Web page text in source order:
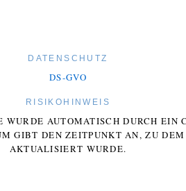
DATENSCHUTZ
DS-GVO
RISIKOHINWEIS
AUTOMATISCH DURCH EIN
GIBT DEN ZEITPUNKT AN, ZU
AKTUALISIERT WURDE.